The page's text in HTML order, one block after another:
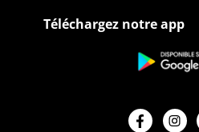
Téléchargez notre app